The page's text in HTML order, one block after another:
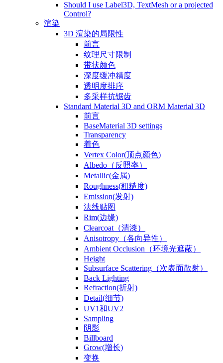
Should I use Label3D, TextMesh or a projected
Control?
渲染
3D 渲染的局限性
前言
纹理尺寸限制
带状颜色
深度缓冲精度
透明度排序
多采样抗锯齿
Standard Material 3D and ORM Material 3D
前言
BaseMaterial 3D settings
Transparency
着色
Vertex Color(顶点颜色)
Albedo（反照率）
Metallic(金属)
Roughness(粗糙度)
Emission(发射)
法线贴图
Rim(边缘)
Clearcoat（清漆）
Anisotropy（各向异性）
Ambient Occlusion（环境光遮蔽）
Height
Subsurface Scattering（次表面散射）
Back Lighting
Refraction(折射)
Detail(细节)
UV1和UV2
Sampling
阴影
Billboard
Grow(增长)
变换